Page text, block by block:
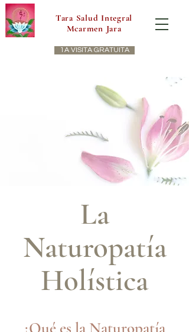
Tara Salud Integral
Mcarmen Jara
1A VISITA GRATUITA
La
Naturopatía
Holística